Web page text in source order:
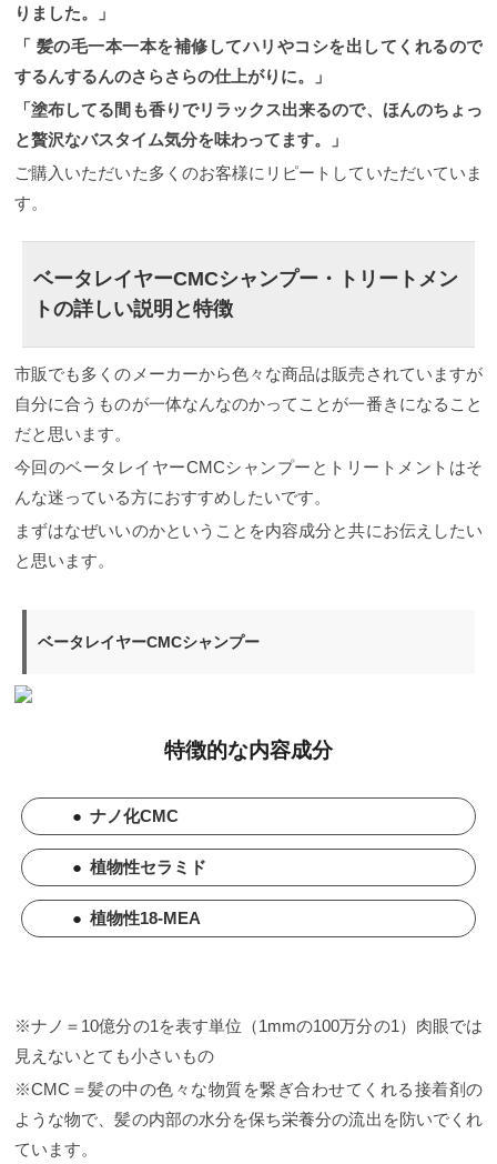
りました。」
「 髪の毛一本一本を補修してハリやコシを出してくれるので
するんするんのさらさらの仕上がりに。」
「塗布してる間も香りでリラックス出来るので、ほんのちょっ
と贅沢なバスタイム気分を味わってます。」
ご購入いただいた多くのお客様にリピートしていただいていま
す。
ベータレイヤーCMCシャンプー・トリートメン
トの詳しい説明と特徴
市販でも多くのメーカーから色々な商品は販売されていますが
自分に合うものが一体なんなのかってことが一番きになること
だと思います。
今回のベータレイヤーCMCシャンプーとトリートメントはそ
んな迷っている方におすすめしたいです。
まずはなぜいいのかということを内容成分と共にお伝えしたい
と思います。
ベータレイヤーCMCシャンプー
特徴的な内容成分
● ナノ化CMC
● 植物性セラミド
● 植物性18-MEA
※ナノ＝10億分の1を表す単位（1mmの100万分の1）肉眼では
見えないとても小さいもの
※CMC＝髪の中の色々な物質を繋ぎ合わせてくれる接着剤の
ような物で、髪の内部の水分を保ち栄養分の流出を防いでくれ
ています。